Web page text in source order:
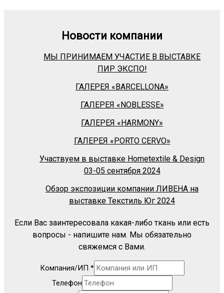
Новости компании
МЫ ПРИНИМАЕМ УЧАСТИЕ В ВЫСТАВКЕ
ПИР ЭКСПО!
ГАЛЕРЕЯ «BARСELLONA»
ГАЛЕРЕЯ «NOBLESSE»
ГАЛЕРЕЯ «HARMONY»
ГАЛЕРЕЯ «PORTO CERVO»
Участвуем в выставке Hometextile & Design
03-05 сентября 2024
Обзор экспозиции компании ЛИВЕНА на
выставке Текстиль Юг 2024
Если Вас заинтересовала какая-либо ткань или есть
вопросы - напишите нам. Мы обязательно
свяжемся с Вами.
Компания/ИП *
Телефон